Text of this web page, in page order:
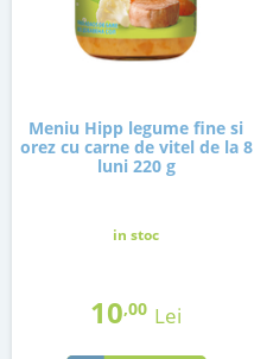
Meniu Hipp legume fine si
orez cu carne de vitel de la 8
luni 220 g
in stoc
10,00 Lei